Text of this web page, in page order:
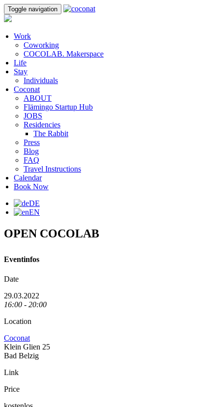
Toggle navigation
Work
Coworking
COCOLAB. Makerspace
Life
Stay
Individuals
Coconat
ABOUT
Flämingo Startup Hub
JOBS
Residencies
The Rabbit
Press
Blog
FAQ
Travel Instructions
Calendar
Book Now
DE
EN
OPEN COCOLAB
Eventinfos
Date
29.03.2022
16:00 - 20:00
Location
Coconat
Klein Glien 25
Bad Belzig
Link
Price